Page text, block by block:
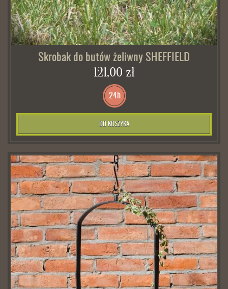
Skrobak do butów żeliwny SHEFFIELD
121,00 zł
24h
DO KOSZYKA